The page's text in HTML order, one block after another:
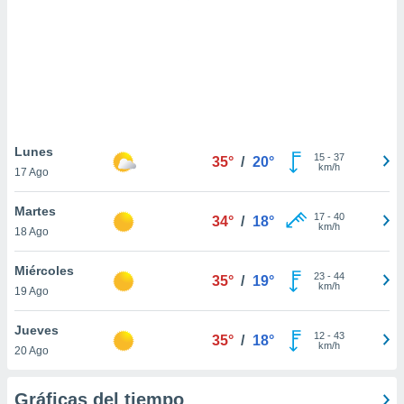
únicos
similares
como
IP
posible
traten tus
en
Para
Lunes
17 Ago
35° / 20° 15- 37
km/h
Martes
18 Ago
34° / 18° 17- 40
km/h
Miércoles
19 Ago
35° / 19° 23- 44
km/h
Jueves
20 Ago
35° / 18° 12- 43
km/h
Gráficas del tiempo